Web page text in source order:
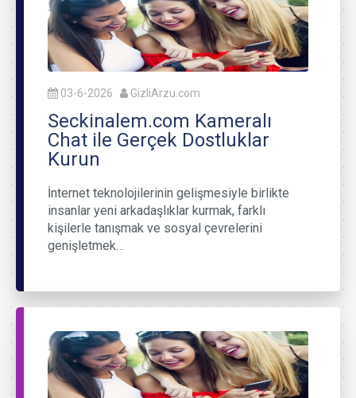
03-6-2026 GizliArzu.com
Seckinalem.com Kameralı
Chat ile Gerçek Dostluklar
Kurun
İnternet teknolojilerinin gelişmesiyle birlikte
insanlar yeni arkadaşlıklar kurmak, farklı
kişilerle tanışmak ve sosyal çevrelerini
genişletmek…